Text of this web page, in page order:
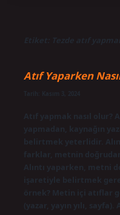
Etiket: Tezde atıf
Atıf Yaparken
Atıf yapmak nasıl olur?
yapmadan, kaynağın
belirtmek yeterlidir.
farklar, metnin
Alıntı yaparken, metni
işaretiyle belirtmek
örnek? Metin içi atıflar
(yazar, yayın yılı, sayfa).